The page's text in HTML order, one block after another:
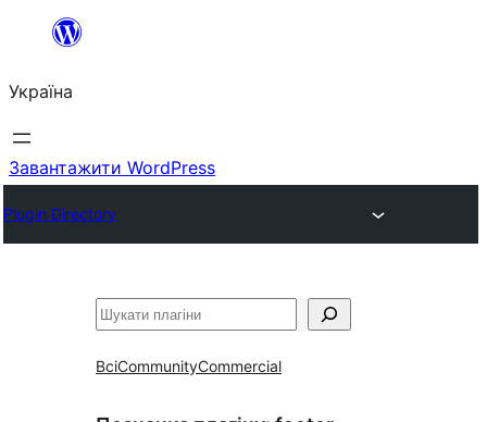
Перейти
вмісту
Україна
Завантажити WordPress
Plugin Directory
Пошук
ВсіCommunityCommercial